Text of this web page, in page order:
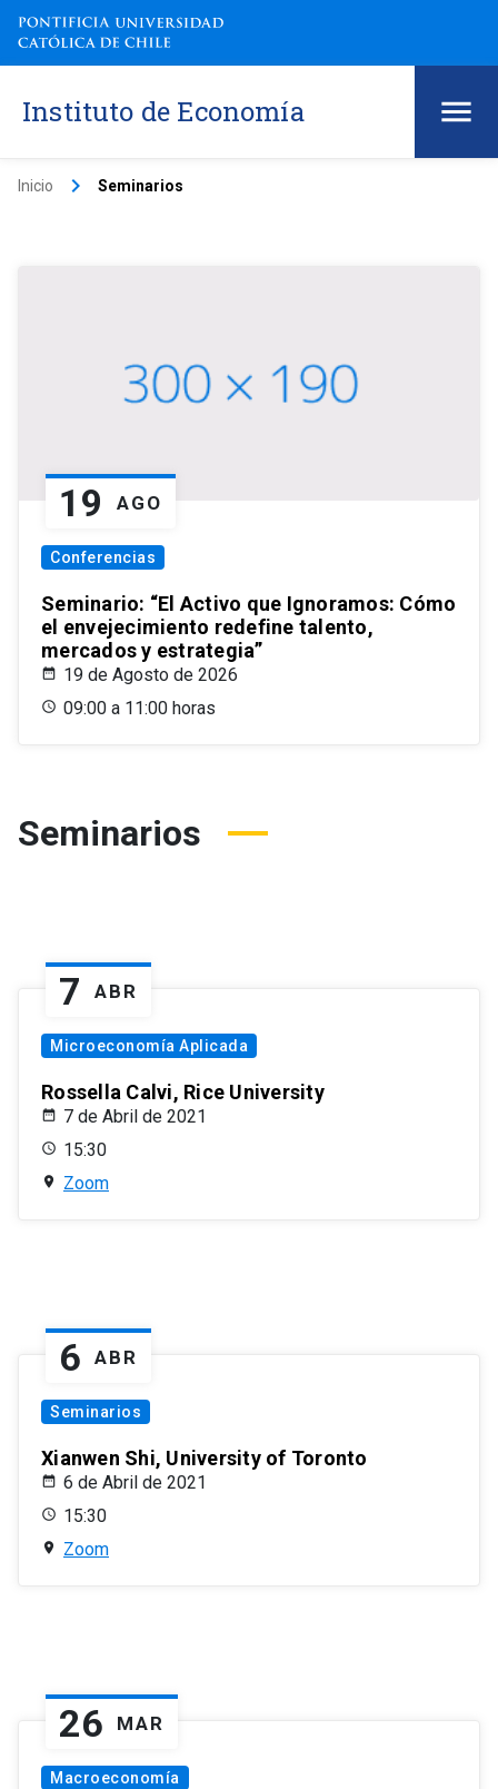
Instituto de Economía
Inicio keyboard_arrow_right Seminarios
19 AGO
Conferencias
Seminario: “El Activo que Ignoramos: Cómo
el envejecimiento redefine talento,
mercados y estrategia”
19 de Agosto de 2026
09:00 a 11:00 horas
Seminarios
7 ABR
Microeconomía Aplicada
Rossella Calvi, Rice University
7 de Abril de 2021
15:30
Zoom
6 ABR
Seminarios
Xianwen Shi, University of Toronto
6 de Abril de 2021
15:30
Zoom
26 MAR
Macroeconomía